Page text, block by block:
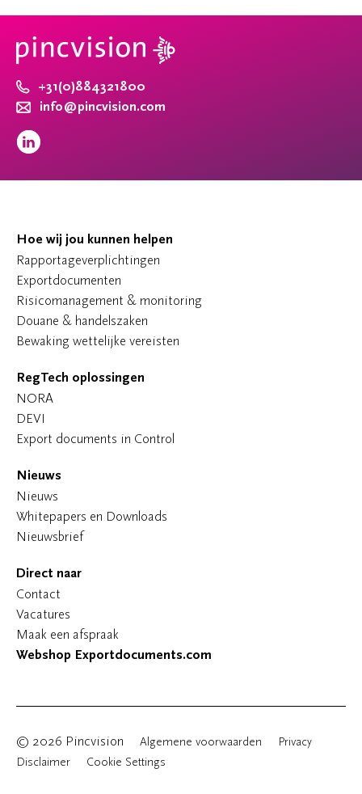
+31(0)884321800
info@pincvision.com
Hoe wij jou kunnen helpen
Rapportageverplichtingen
Exportdocumenten
Risicomanagement & monitoring
Douane & handelszaken
Bewaking wettelijke vereisten
RegTech oplossingen
NORA
DEVI
Export documents in Control
Nieuws
Nieuws
Whitepapers en Downloads
Nieuwsbrief
Direct naar
Contact
Vacatures
Maak een afspraak
Webshop Exportdocuments.com
© 2026 Pincvision Algemene voorwaarden
Privacy
Disclaimer
Cookie Settings